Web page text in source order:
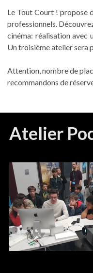
Le Tout Court ! propose
professionnels.
cinéma: réalisation avec
Un troisième atelier sera
Attention, nombre de
recommandons de
Atelier